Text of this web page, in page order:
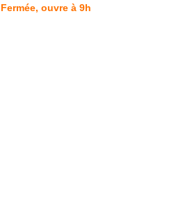
Fermée, ouvre à 9h